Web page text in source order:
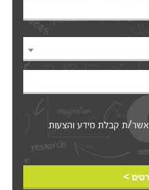
ת קבלת מידע והצעות
>